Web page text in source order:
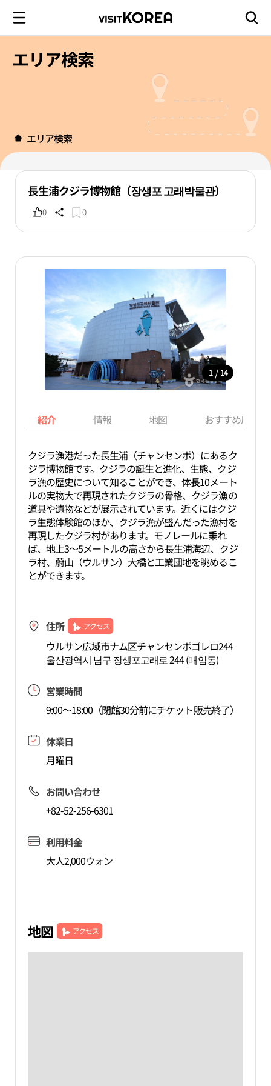
エリア検索
エリア検索
長生浦クジラ博物館（장생포 고래박물관）
0 0
1 / 14
紹介 情報 地図 おすすめ周辺
クジラ漁港だった長生浦（チャンセンポ）にあるク
ジラ博物館です。クジラの誕生と進化、生態、クジ
ラ漁の歴史について知ることができ、体長10メート
ルの実物大で再現されたクジラの骨格、クジラ漁の
道具や遺物などが展示されています。近くにはクジ
ラ生態体験館のほか、クジラ漁が盛んだった漁村を
再現したクジラ村があります。モノレールに乗れ
ば、地上3～5メートルの高さから長生浦海辺、クジ
ラ村、蔚山（ウルサン）大橋と工業団地を眺めるこ
とができます。
住所 アクセス
ウルサン広域市ナム区チャンセンポゴレロ244
울산광역시 남구 장생포고래로 244 (매암동)
営業時間
9:00～18:00（閉館30分前にチケット販売終了）
休業日
月曜日
お問い合わせ
+82-52-256-6301
利用料金
大人2,000ウォン
地図 アクセス